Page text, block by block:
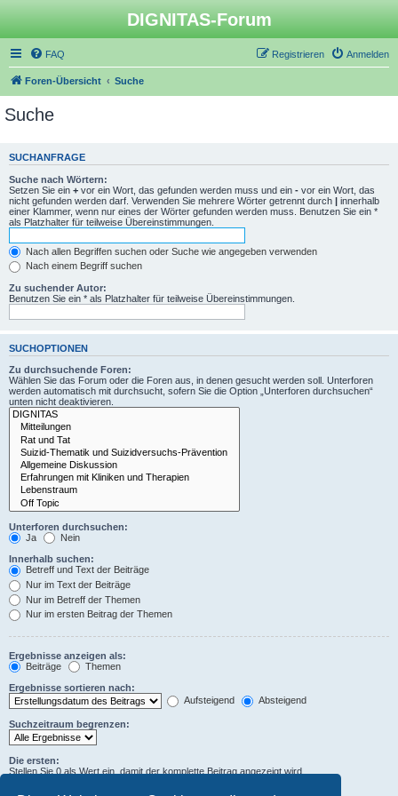
DIGNITAS-Forum
FAQ Anmelden
Registrieren
Foren-Übersicht Suche
Suche
SUCHANFRAGE
Suche nach Wörtern:
Setzen Sie ein + vor ein Wort, das gefunden werden muss und ein - vor ein Wort, das
nicht gefunden werden darf. Verwenden Sie mehrere Wörter getrennt durch | innerhalb
einer Klammer, wenn nur eines der Wörter gefunden werden muss. Benutzen Sie ein *
als Platzhalter für teilweise Übereinstimmungen.
Nach allen Begriffen suchen oder Suche wie angegeben verwenden
Nach einem Begriff suchen
Zu suchender Autor:
Benutzen Sie ein * als Platzhalter für teilweise Übereinstimmungen.
SUCHOPTIONEN
Zu durchsuchende Foren:
Wählen Sie das Forum oder die Foren aus, in denen gesucht werden soll. Unterforen
werden automatisch mit durchsucht, sofern Sie die Option „Unterforen durchsuchen“
unten nicht deaktivieren.
Unterforen durchsuchen:
Ja
Nein
Innerhalb suchen:
Betreff und Text der Beiträge
Nur im Text der Beiträge
Nur im Betreff der Themen
Nur im ersten Beitrag der Themen
Ergebnisse anzeigen als:
Beiträge
Themen
Ergebnisse sortieren nach:
Aufsteigend
Absteigend
Suchzeitraum begrenzen:
Die ersten:
Stellen Sie 0 als Wert ein, damit der komplette Beitrag angezeigt wird.